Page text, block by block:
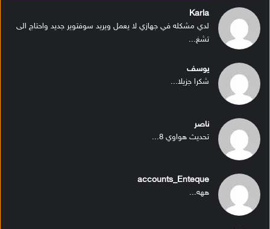
Karla
لدي مشكله في جهازي لا يعمل ويريد سوفتوير جديد واحتاج الى
تشغ...
يوسف
شكرا جزيلا...
ناصر
تحديث هواوي 8...
accounts_Enteque
ههه...